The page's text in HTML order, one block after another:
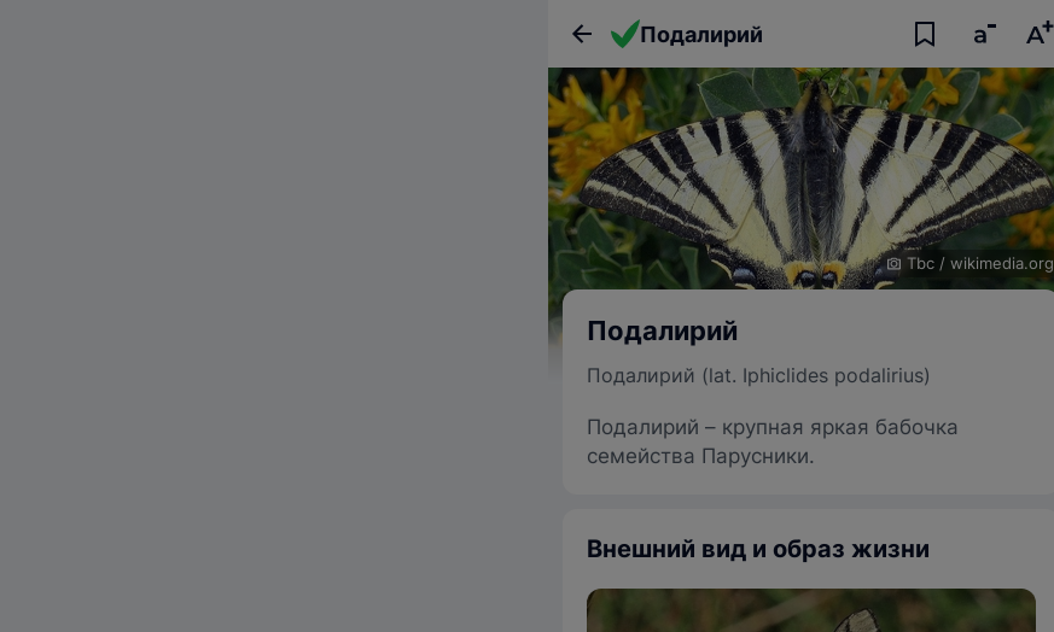
Подалирий
Tbc / wikimedia.org
Подалирий
Подалирий (lat. Iphiclides podalirius)
Подалирий – крупная яркая бабочка
семейства Парусники.
Внешний вид и образ жизни